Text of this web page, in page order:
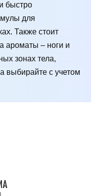
быстро
для
Также стоит
ароматы – ноги и
зонах тела,
выбирайте с учетом